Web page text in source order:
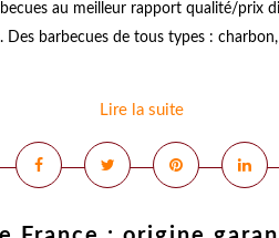
au meilleur rapport qualité/prix
Des barbecues de tous types :
Lire la suite